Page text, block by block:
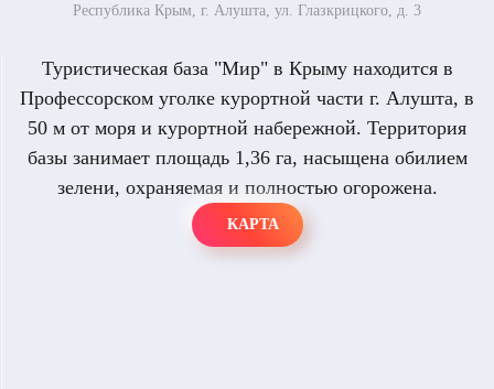
Республика Крым, г. Алушта, ул. Глазкрицкого, д. 3
Туристическая база "Мир" в Крыму находится в
Профессорском уголке курортной части г. Алушта, в
50 м от моря и курортной набережной. Территория
базы занимает площадь 1,36 га, насыщена обилием
зелени, охраняемая и полностью огорожена.
КАРТА